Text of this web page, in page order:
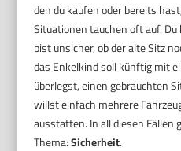
den du kaufen oder bereits
Situationen tauchen oft auf.
bist unsicher, ob der alte Sitz
das Enkelkind soll künftig mit
überlegst, einen gebrauchten
willst einfach mehrere
ausstatten. In all diesen Fällen
Thema:Sicherheit.